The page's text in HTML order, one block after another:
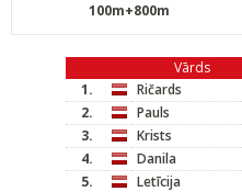
100m+800m
Vārds
1.
Ričards
2.
Pauls
3.
Krists
4.
Danila
5.
Letīcija